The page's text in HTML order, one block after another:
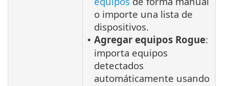
o importe una lista de
dispositivos.
• Agregar equipos Rogue:
importa equipos
detectados
automáticamente usando